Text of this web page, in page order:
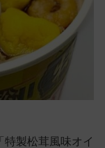
製松茸風味オイ